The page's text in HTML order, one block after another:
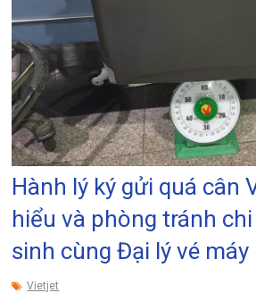
Hành lý ký gửi quá cân
hiểu và phòng tránh
sinh cùng Đại lý vé máy
Vietjet